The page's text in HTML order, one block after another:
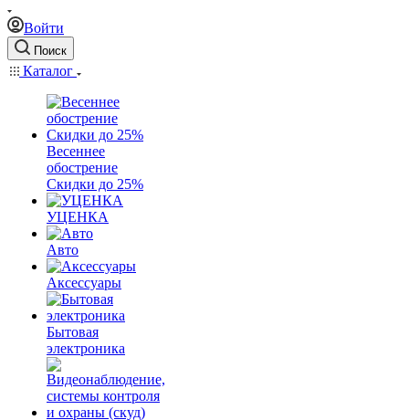
Войти
Поиск
Каталог
Весеннее
обострение
Скидки до 25%
УЦЕНКА
Авто
Аксессуары
Бытовая
электроника